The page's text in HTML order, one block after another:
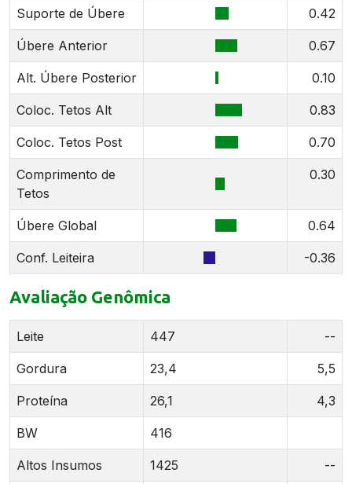
Suporte de Úbere 0.42
Úbere Anterior 0.67
Alt. Úbere Posterior 0.10
Coloc. Tetos Alt 0.83
Coloc. Tetos Post 0.70
Comprimento de
Tetos
0.30
Úbere Global 0.64
Conf. Leiteira -0.36
Avaliação Genômica
Leite 447 --
Gordura 23,4 5,5
Proteína 26,1 4,3
BW 416
Altos Insumos 1425 --